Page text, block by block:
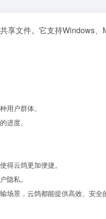
享文件。它支持Windows
用户群体。
进度。
得云鸽更加便捷。
隐私。
景，云鸽都能提供高效、安全